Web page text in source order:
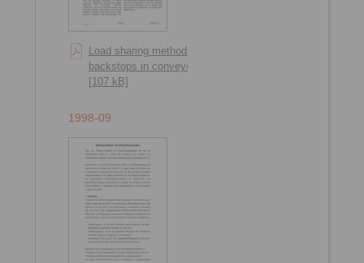
Load sharing methods of
backstops in conveyors
[107 kB]
1998-09